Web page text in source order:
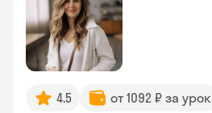
4.5 от 1092 ₽ за урок